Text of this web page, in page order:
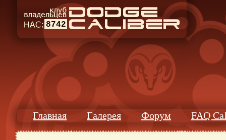
8742
Главная Галерея Форум FAQ